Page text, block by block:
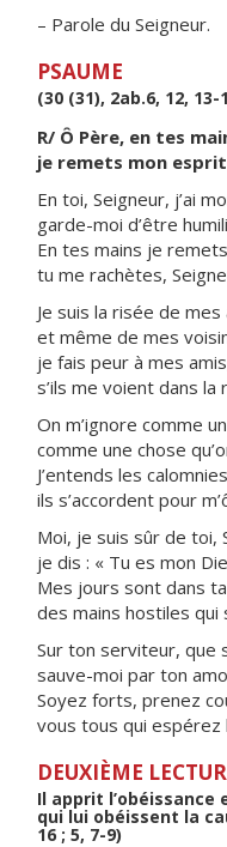
– Parole du Seigneur.
PSAUME
(30 (31), 2ab.6, 12, 13-
R/ Ô Père, en tes
je remets mon
En toi, Seigneur, j’ai
garde-moi d’être
En tes mains je
tu me rachètes,
Je suis la risée de
et même de mes
je fais peur à mes
s’ils me voient dans la
On m’ignore comme
comme une chose
J’entends les
ils s’accordent pour
Moi, je suis sûr de toi,
je dis : « Tu es mon
Mes jours sont dans
des mains hostiles qui
Sur ton serviteur, que
sauve-moi par ton
Soyez forts, prenez
vous tous qui espérez
DEUXIÈME
Il apprit
qui lui obéissent la
16 ; 5, 7-9)